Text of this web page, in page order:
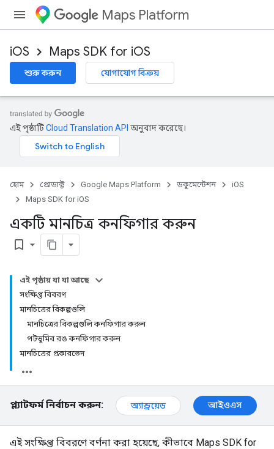
Maps Platform
iOS Maps SDK for iOS
শুরু করুন যোগাযোগ বিক্রয়
এই পৃষ্ঠাটিCloud Translation API অনুবাদ করেছে।
হোম প্রোডাক্ট Google Maps Platform ডকুমেন্টেশন
iOS
Maps SDK for iOS
একটি মানচিত্র কনফিগার করুন
bookmark_border
এই পৃষ্ঠায় যা যা আছে
সংক্ষিপ্ত বিবরণ
মানচিত্রের বিকল্পগুলি
মানচিত্রের বিকল্পগুলি কনফিগার করুন
পটভূমির রঙ কনফিগার করুন
মানচিত্রের প্রকারভেদ
প্ল্যাটফর্ম নির্বাচন করুন: অ্যান্ড্রয়েড আইওএস
এই সংক্ষিপ্ত বিবরণে বর্ণনা করা হয়েছে, কীভাবে Maps SDK for